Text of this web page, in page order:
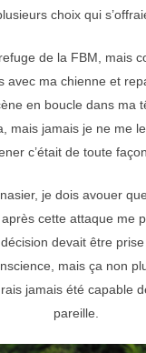
choix qui
de la FBM, mais
avec ma chienne et
en boucle dans ma
mais jamais je ne me
c’était de toute
je dois avouer
cette attaque me
devait être
mais ça non
jamais été capable
pareille.